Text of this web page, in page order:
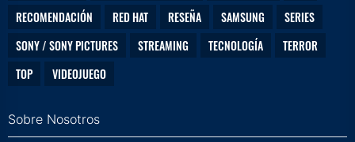
RECOMENDACIÓN
RED HAT RESEÑA SAMSUNG
SERIES
SONY / SONY PICTURES
STREAMING TECNOLOGÍA
TERROR
TOP
VIDEOJUEGO
Sobre Nosotros